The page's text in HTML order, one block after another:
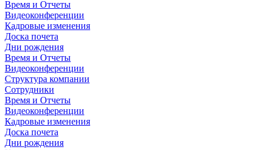
Время и Отчеты
Видеоконференции
Кадровые изменения
Доска почета
Дни рождения
Время и Отчеты
Видеоконференции
Структура компании
Сотрудники
Время и Отчеты
Видеоконференции
Кадровые изменения
Доска почета
Дни рождения